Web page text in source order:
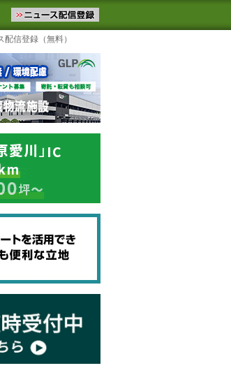
ます。物流ニュースメール配信を登録す
よく見るテーマ
配信登録（無料）